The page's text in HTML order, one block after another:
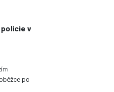
v
po